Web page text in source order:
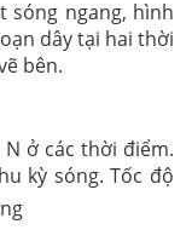
sóng ngang, hình
dây tại hai thời
bên.
ở các thời điểm.
kỳ sóng. Tốc độ